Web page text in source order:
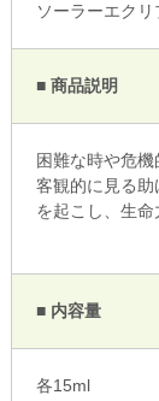
ソーラーエク
■ 商品説明
困難な時や危
客観的に見る
を起こし、生命
■ 内容量
各15ml